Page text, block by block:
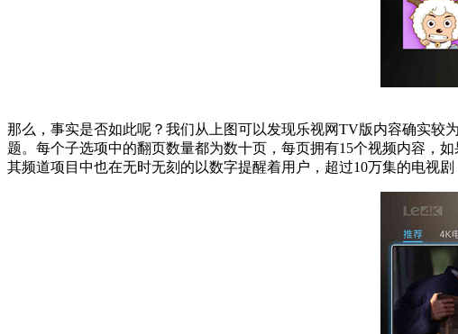
那么，事实是否如此呢？我们从上图可以发现乐视网TV版内容确实较
题。每个子选项中的翻页数量都为数十页，每页拥有15个视频内容，
其频道项目中也在无时无刻的以数字提醒着用户，超过10万集的电视剧